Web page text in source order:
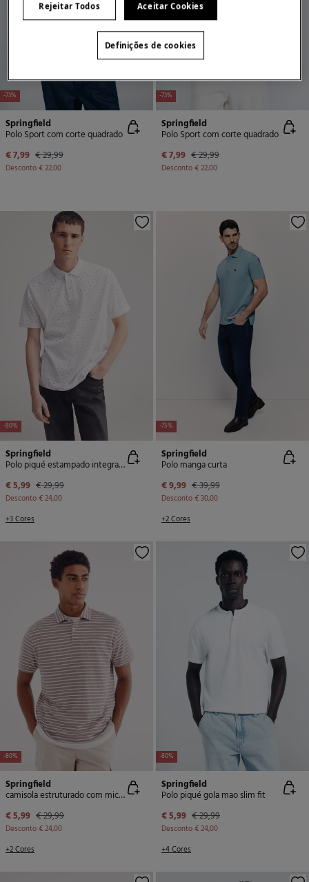
-73%
Springfield
Polo Sport com corte quadrado
€ 7,99 € 29,99
Desconto€ 22,00
-73%
Springfield
Polo Sport com corte quadrado
€ 7,99 € 29,99
Desconto€ 22,00
-80%
Springfield
Polo piqué estampado integralmente regular fit
€ 5,99 € 29,99
Desconto€ 24,00
+3 Cores
-75%
Springfield
Polo manga curta
€ 9,99 € 39,99
Desconto€ 30,00
+2 Cores
-80%
Springfield
camisola estruturado com microlistras e regular fit
€ 5,99 € 29,99
Desconto€ 24,00
+2 Cores
-80%
Springfield
Polo piqué gola mao slim fit
€ 5,99 € 29,99
Desconto€ 24,00
+4 Cores
Rejeitar Todos Aceitar Cookies
Definições de cookies